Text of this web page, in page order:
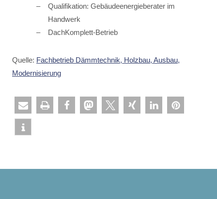
Qualifikation: Gebäudeenergieberater im
Handwerk
DachKomplett-Betrieb
Quelle: Fachbetrieb Dämmtechnik, Holzbau, Ausbau,
Modernisierung